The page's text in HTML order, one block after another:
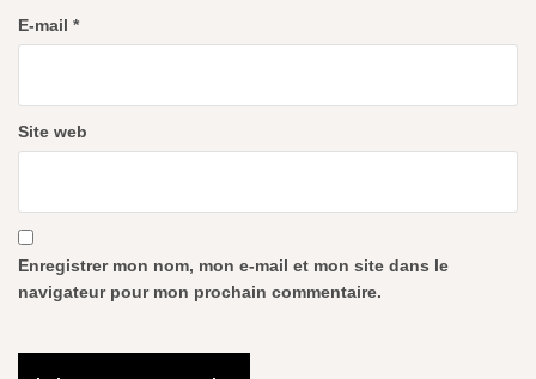
E-mail *
Site web
Enregistrer mon nom, mon e-mail et mon site dans le
navigateur pour mon prochain commentaire.